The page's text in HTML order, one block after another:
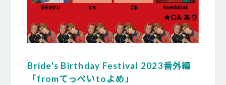
Bride's Birthday Festival 2023番外編
「fromてっぺいtoよめ」